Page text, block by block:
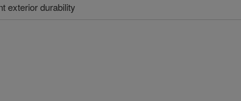
exterior durability